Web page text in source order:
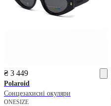
₴ 3 449
Polaroid
Сонцезахисні окуляри
ONESIZE